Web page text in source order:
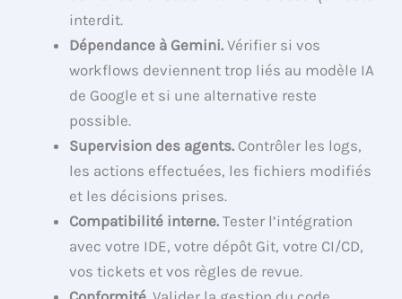
interdit.
Dépendance à Gemini. Vérifier si vos
workflows deviennent trop liés au modèle IA
de Google et si une alternative reste
possible.
Supervision des agents. Contrôler les logs,
les actions effectuées, les fichiers modifiés
et les décisions prises.
Compatibilité interne. Tester l’intégration
avec votre IDE, votre dépôt Git, votre CI/CD,
vos tickets et vos règles de revue.